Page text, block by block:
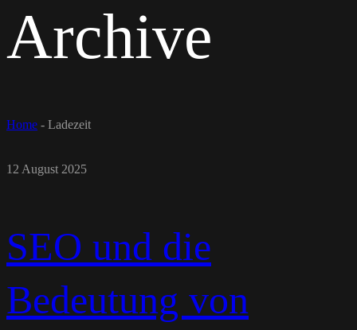
Archive
Home - Ladezeit
12 August 2025
SEO und die
Bedeutung von